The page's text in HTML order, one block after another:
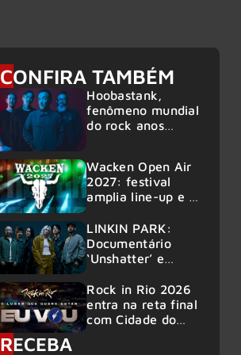
CONFIRA TAMBÉM
Hoobastank,
fenômeno mundial
do rock anos
shows
Wacken Open Air
2027: festival
amplia line-up e já
50 bandas
LINKIN PARK:
Documentário
‘Unshatter’ e
anunciados
Rock in Rio 2026
entra na reta final
com Cidade do
RECEBA